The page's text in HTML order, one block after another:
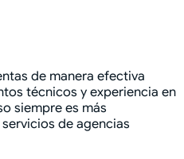
de manera efectiva
técnicos y experiencia en
siempre es más
de agencias